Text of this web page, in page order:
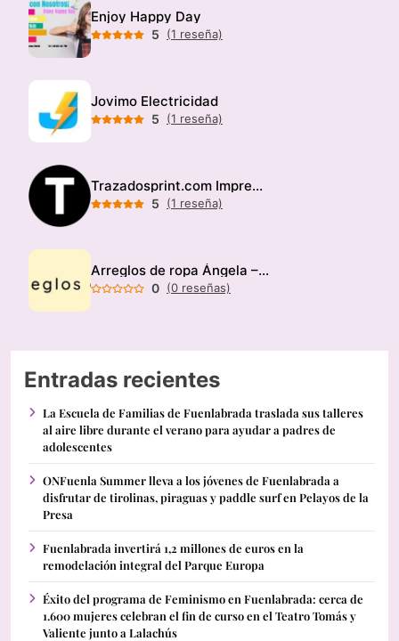
Enjoy Happy Day
5 (1 reseña)
Jovimo Electricidad
5 (1 reseña)
Trazadosprint.com Imprenta
5 (1 reseña)
Arreglos de ropa Ángela – Modista
0 (0 reseñas)
Entradas recientes
La Escuela de Familias de Fuenlabrada traslada sus talleres
al aire libre durante el verano para ayudar a padres de
adolescentes
ONFuenla Summer lleva a los jóvenes de Fuenlabrada a
disfrutar de tirolinas, piraguas y paddle surf en Pelayos de la
Presa
Fuenlabrada invertirá 1,2 millones de euros en la
remodelación integral del Parque Europa
Éxito del programa de Feminismo en Fuenlabrada: cerca de
1.600 mujeres celebran el fin de curso en el Teatro Tomás y
Valiente junto a Lalachús